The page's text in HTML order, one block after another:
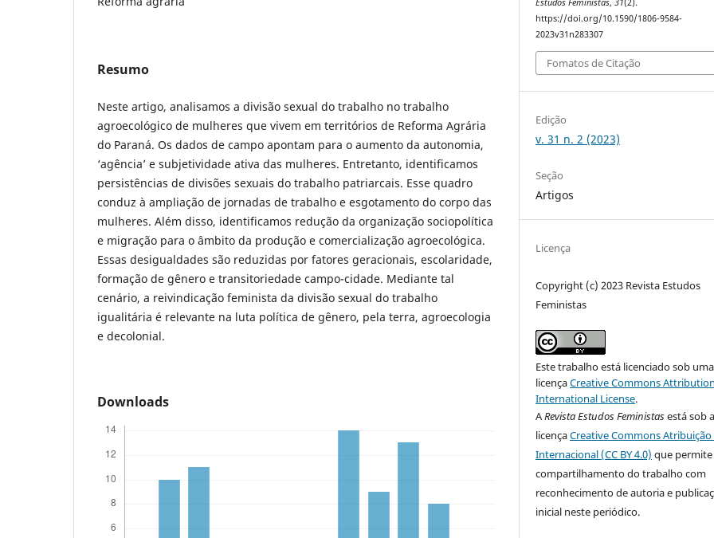
Resumo
Neste artigo, analisamos a divisão sexual do trabalho no trabalho
agroecológico de mulheres que vivem em territórios de Reforma Agrária
do Paraná. Os dados de campo apontam para o aumento da autonomia,
‘agência’ e subjetividade ativa das mulheres. Entretanto, identificamos
persistências de divisões sexuais do trabalho patriarcais. Esse quadro
conduz à ampliação de jornadas de trabalho e esgotamento do corpo das
mulheres. Além disso, identificamos redução da organização sociopolítica
e migração para o âmbito da produção e comercialização agroecológica.
Essas desigualdades são reduzidas por fatores geracionais, escolaridade,
formação de gênero e transitoriedade campo-cidade. Mediante tal
cenário, a reivindicação feminista da divisão sexual do trabalho
igualitária é relevante na luta política de gênero, pela terra, agroecologia
e decolonial.
Downloads
Estudos Feministas,31(2).
https://doi.org/10.1590/1806-9584-
2023v31n283307
Fomatos de Citação
Edição
v. 31 n. 2 (2023)
Seção
Artigos
Licença
Copyright (c) 2023 Revista Estudos
Feministas
Este trabalho está licenciado sob uma
licençaCreative Commons
International License.
ARevista Estudos Feministasestá sob a
licençaCreative Commons Atribuição
Internacional (CC BY 4.0) que
compartilhamento do trabalho com
reconhecimento de autoria e
inicial neste periódico.